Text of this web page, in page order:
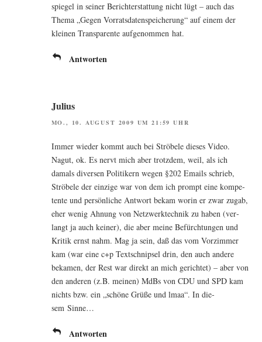
spie­gel in sei­ner Bericht­erstat­tung nicht lügt – auch das
The­ma „Gegen Vor­rats­da­ten­spei­che­rung“ auf einem der
klei­nen Trans­pa­ren­te auf­ge­nom­men hat.
Antworten
Julius
MO., 10. AUGUST 2009 UM 21:59 UHR
Immer wie­der kommt auch bei Strö­be­le die­ses Video.
Nagut, ok. Es nervt mich aber trotz­dem, weil, als ich
damals diver­sen Poli­ti­kern wegen §202 Emails schrieb,
Strö­be­le der ein­zi­ge war von dem ich prompt eine kom­pe­
ten­te und per­sön­li­che Ant­wort bekam wor­in er zwar zugab,
eher wenig Ahnung von Netz­werk­tech­nik zu haben (ver­
langt ja auch kei­ner), die aber mei­ne Befürch­tun­gen und
Kri­tik ernst nahm. Mag ja sein, daß das vom Vor­zim­mer
kam (war eine c+p Text­schnip­sel drin, den auch ande­re
beka­men, der Rest war direkt an mich gerich­tet) – aber von
den ande­ren (z.B. mei­nen) MdBs von CDU und SPD kam
nichts bzw. ein „schö­ne Grü­ße und lmaa“. In die­
sem Sinne…
Antworten